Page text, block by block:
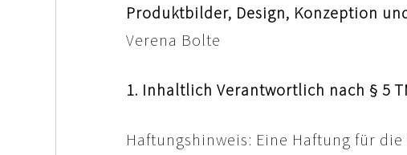
Produktbilder, Design, Konzeption
Verena Bolte
1. Inhaltlich Verantwortlich nach § 5
Haftungshinweis: Eine Haftung für